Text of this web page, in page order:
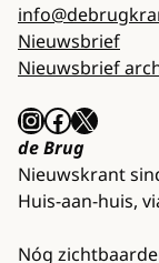
Nieuwsbrief
Nieuwsbrief
InstagramFacebook X
de Brug
Nieuwskrant
Huis-aan-huis,
Nóg